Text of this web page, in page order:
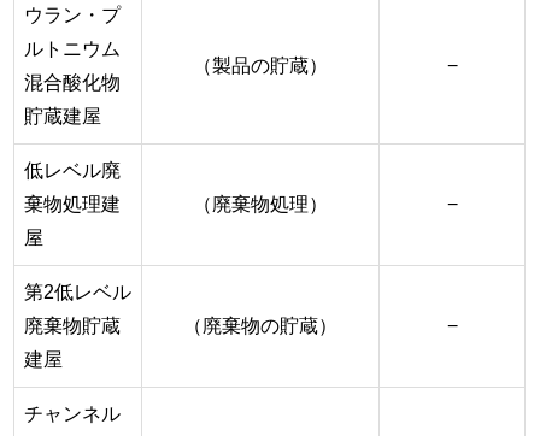
ウラン・プ
ルトニウム
混合酸化物
貯蔵建屋
（製品の貯蔵） −
低レベル廃
棄物処理建
屋
（廃棄物処理） −
第2低レベル
廃棄物貯蔵
建屋
（廃棄物の貯蔵） −
チャンネル